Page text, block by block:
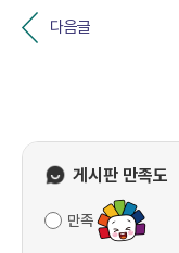
다음글
게시판 만족도
만족